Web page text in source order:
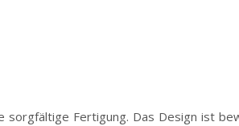
sorgfältige Fertigung. Das Design ist